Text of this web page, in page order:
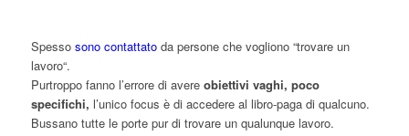
Spessosono contattatoda persone che vogliono “trovare un
lavoro“.
Purtroppo fanno l’errore di avere obiettivi vaghi, poco
specifichi, l’unico focus è di accedere al libro-paga di qualcuno.
Bussano tutte le porte pur di trovare un qualunque lavoro.